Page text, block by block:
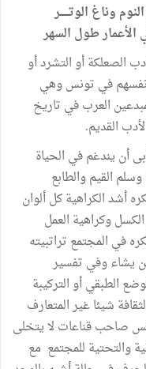
الوتــــــر
في الأعمار طول السهر
الصعلكة أو التشرد أو
أنفسهم في تونس وهي
العرب في تاريخ
القديم.
أن يندغم في الحياة
القيم والطابع
أشد الكراهية كل ألوان
وكراهية العمل
في المجتمع تراتبيته
يشاء وفي تفسير
الطبقي أو التركيبة
شيئا غير المتعارف
قناعات لا يتخلى
والتحتية للمجتمع مع